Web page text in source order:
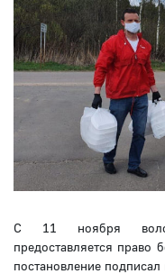
С 11 ноября
предоставляется право
постановление